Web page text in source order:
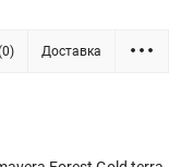
Доставка